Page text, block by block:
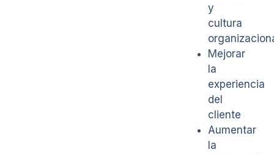
y
cultura
Mejorar
la
experiencia
del
cliente
Aumentar
la